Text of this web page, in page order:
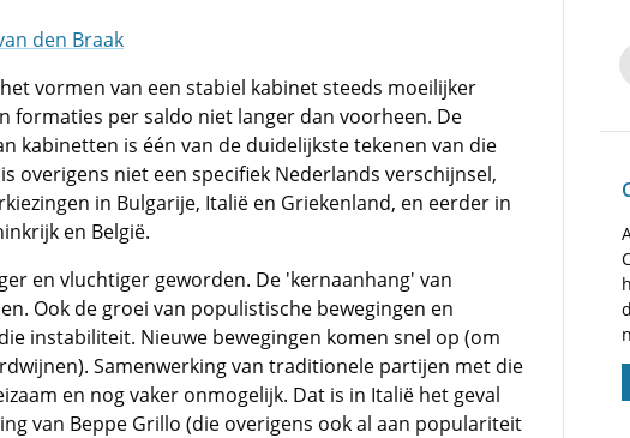
den Braak
vormen van een stabiel kabinet steeds moeilijker
formaties per saldo niet langer dan voorheen. De
kabinetten is één van de duidelijkste tekenen van die
overigens niet een specifiek Nederlands verschijnsel,
in Bulgarije, Italië en Griekenland, en eerder in
en België.
en vluchtiger geworden. De 'kernaanhang' van
Ook de groei van populistische bewegingen en
instabiliteit. Nieuwe bewegingen komen snel op (om
Samenwerking van traditionele partijen met die
en nog vaker onmogelijk. Dat is in Italië het geval
van Beppe Grillo (die overigens ook al aan populariteit